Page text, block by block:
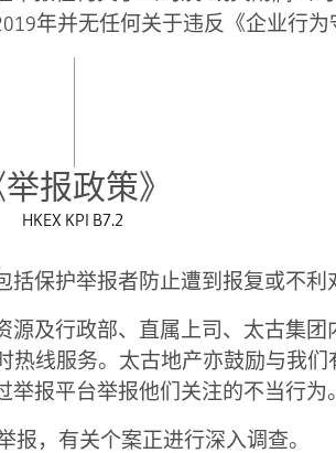
年并无任何关于违反《企业行为
举报政策》
HKEX KPI B7.2
保护举报者防止遭到报复或不利
及行政部、直属上司、太古集
线服务。太古地产亦鼓励与我
报平台举报他们关注的不当行为。
报，有关个案正进行深入调查。